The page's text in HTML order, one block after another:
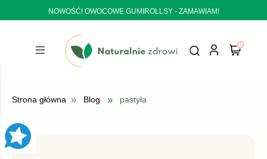
NOWOŚĆ! OWOCOWE GUMIROLLSY - ZAMAWIAM!
Strona główna » Blog » pastyła